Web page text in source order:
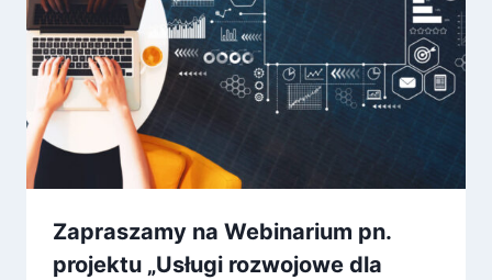
Zapraszamy na Webinarium pn.
projektu „Usługi rozwojowe dla